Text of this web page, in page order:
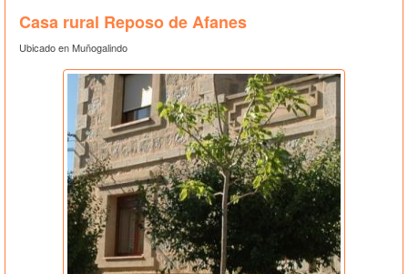
Casa rural Reposo de Afanes
Ubicado en Muñogalindo